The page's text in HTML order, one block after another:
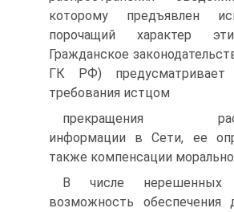
которому предъявлен
порочащий характер
Гражданское
ГК РФ) предусматривает
требования истцом
прекращения
информации в Сети, ее
также компенсации
В числе нерешенных
возможность обеспечения